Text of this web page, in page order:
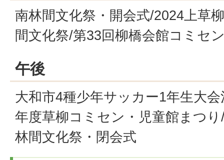
南林間文化祭・開会式/2024上草
間文化祭/第33回柳橋会館コミセ
午後
大和市4種少年サッカー1年生大
年度草柳コミセン・児童館まつ
林間文化祭・閉会式